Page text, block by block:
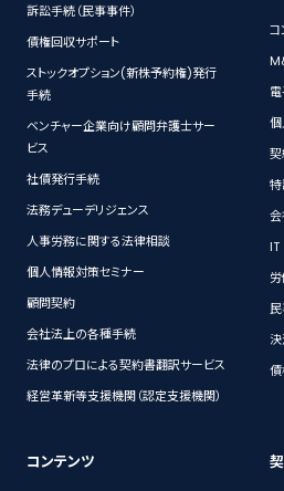
訴訟手続（民事事件）
債権回収サポート
ストックオプション(新株予約権)発行
手続
ベンチャー企業向け顧問弁護士サー
ビス
社債発行手続
法務デューデリジェンス
人事労務に関する法律相談
個人情報対策セミナー
顧問契約
会社法上の各種手続
法律のプロによる契約書翻訳サービス
経営革新等支援機関（認定支援機関）
コ
特
IT
コンテンツ